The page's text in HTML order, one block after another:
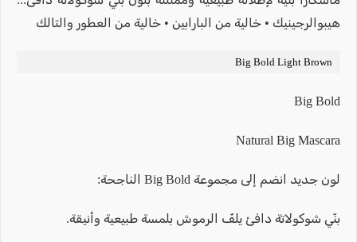
هيبوالرجينيك • خالية من البارابين • خالية من العطور والتالك
Big Bold Light Brown
Big Bold
Natural Big Mascara
لون جديد انضم إلى مجموعة Big Bold الناجحة:
بنّي شوكولاتة دافئ يلفّ الرموش بلمسة طبيعية وأنيقة.